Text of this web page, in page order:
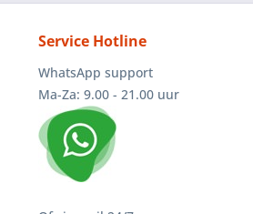
Service Hotline
WhatsApp support
Ma-Za: 9.00 - 21.00 uur